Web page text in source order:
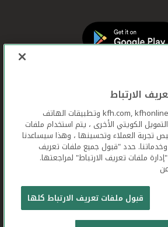
جميع الحقوق محفوظة © 2026
الموقع الإلكتروني
الارتباط
عندما تستخدم ,kfh.com, kfhonline.com وتطبيقات الهاتف
الكويتي الأخرى ، يتم استخدام ملفات
تجربة العملاء وتحسينها ، وهذا سيساعدنا
حدد "قبول جميع ملفات تعريف
ملفات تعريف الارتباط" لمراجعتها.
قبول ملفات تعريف الارتباط كلها